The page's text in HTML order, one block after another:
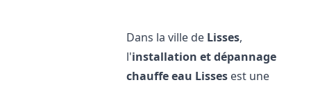
Dans la ville de Lisses,
l'installation et dépannage
chauffe eau Lisses est une